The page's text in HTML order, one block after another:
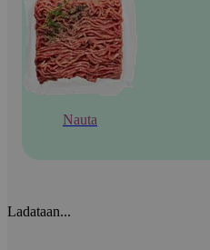
Nauta
Ladataan...